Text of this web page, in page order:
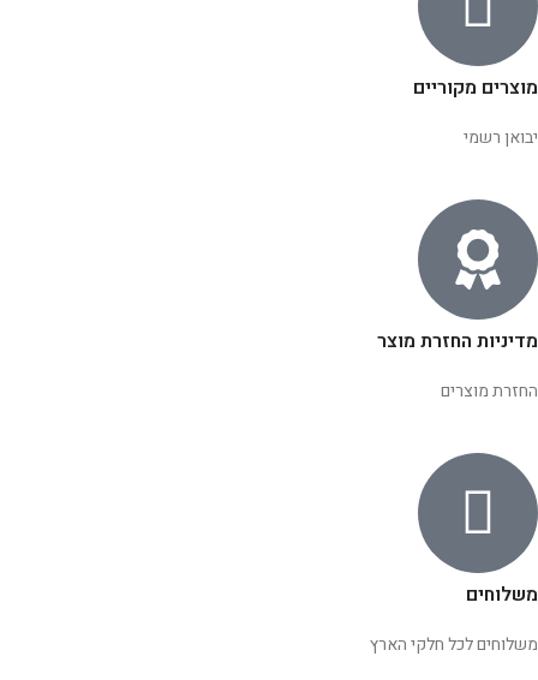
מוצרים מקוריים
יבואן רשמי
מדיניות החזרת מוצר
החזרת מוצרים
משלוחים
משלוחים לכל חלקי הארץ